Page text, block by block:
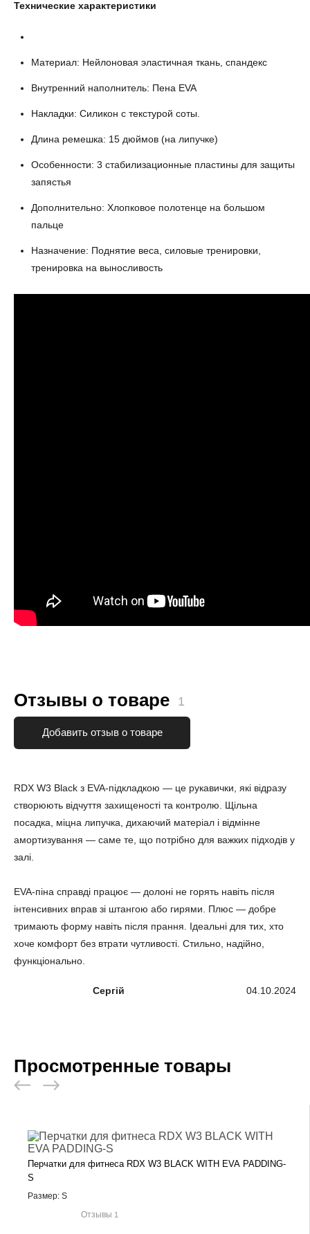
Технические характеристики
Материал: Нейлоновая эластичная ткань, спандекс
Внутренний наполнитель: Пена EVA
Накладки: Силикон с текстурой соты.
Длина ремешка: 15 дюймов (на липучке)
Особенности: 3 стабилизационные пластины для защиты
запястья
Дополнительно: Хлопковое полотенце на большом
пальце
Назначение: Поднятие веса, силовые тренировки,
тренировка на выносливость
Отзывы о товаре 1
Добавить отзыв о товаре
RDX W3 Black з EVA-підкладкою — це рукавички, які відразу
створюють відчуття захищеності та контролю. Щільна
посадка, міцна липучка, дихаючий матеріал і відмінне
амортизування — саме те, що потрібно для важких підходів у
залі.
EVA-піна справді працює — долоні не горять навіть після
інтенсивних вправ зі штангою або гирями. Плюс — добре
тримають форму навіть після прання. Ідеальні для тих, хто
хоче комфорт без втрати чутливості. Стильно, надійно,
функціонально.
Сергій 04.10.2024
Просмотренные товары
Перчатки для фитнеса RDX W3 BLACK WITH EVA PADDING-
S
Размер: S
Отзывы 1